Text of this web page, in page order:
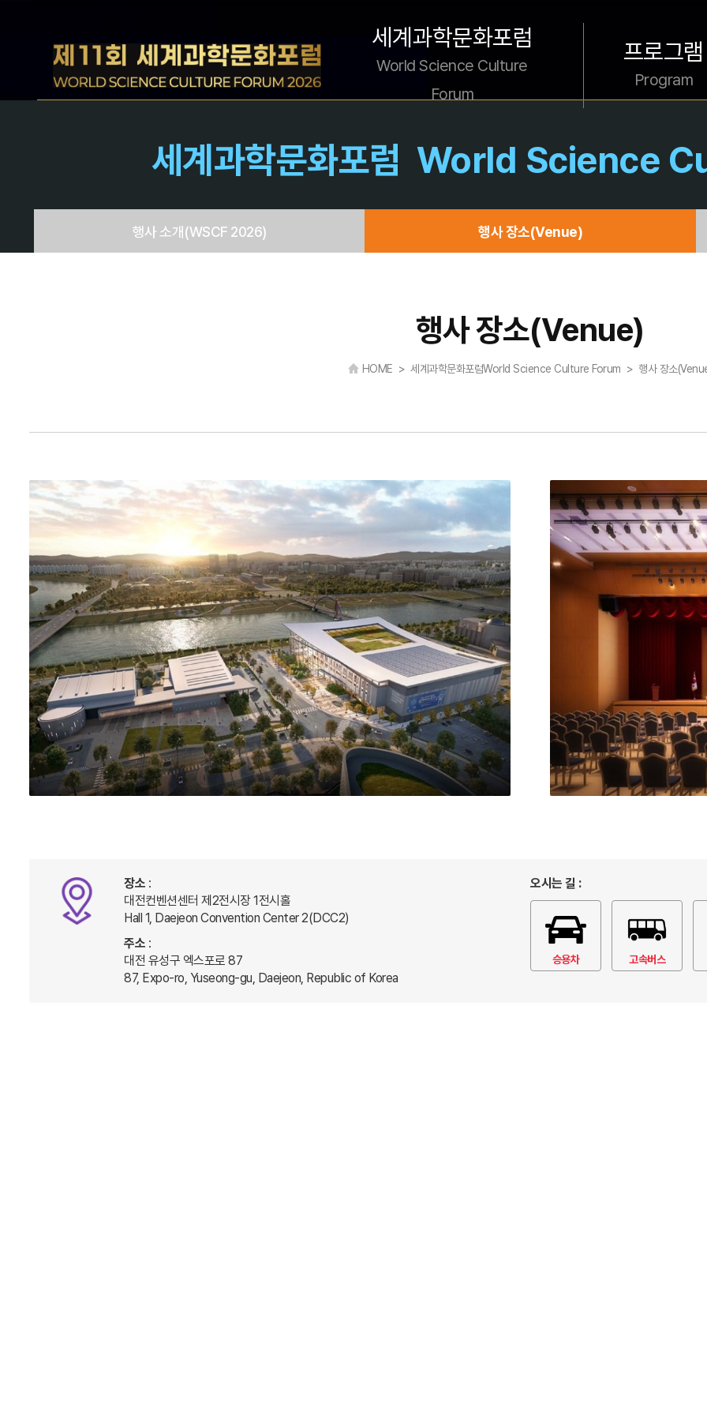
세계과학문화포럼
World Science Culture
Forum
프로그램
Program
세계과학문화포럼 World Science
행사 소개 (WSCF 2026) 행사 장소(Venue)
행사 장소(Venue)
HOME > 세계과학문화포럼World Science Culture Forum > 행사 장소
장소 :
대전컨벤션센터 제2전시장 1전시홀
Hall 1, Daejeon Convention Center 2(DCC2)
주소 :
대전 유성구 엑스포로 87
87, Expo-ro, Yuseong-gu, Daejeon, Republic of Korea
오시는 길 :
승용차 고속버스